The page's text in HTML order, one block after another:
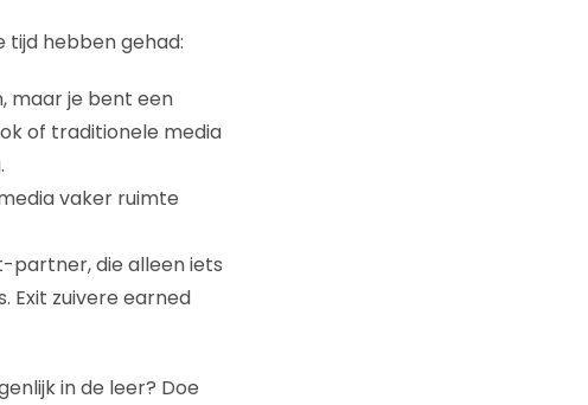
tijd hebben gehad:
maar je bent een
of traditionele media
vaker ruimte
die alleen iets
Exit zuivere earned
in de leer? Doe